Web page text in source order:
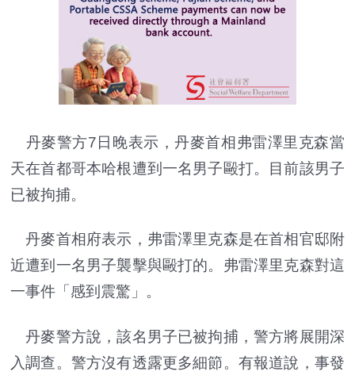
丹麥警方7日晚表示，丹麥首相弗雷澤里克森當
天在首都哥本哈根遭到一名男子毆打。目前該男子
已被拘捕。
丹麥首相府表示，弗雷澤里克森是在首相官邸附
近遭到一名男子襲擊與毆打的。弗雷澤里克森對這
一事件「感到震驚」。
丹麥警方說，該名男子已被拘捕，警方將展開深
入調查。警方沒有透露更多細節。有報道說，事發